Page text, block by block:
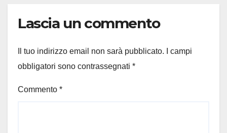
Lascia un commento
Il tuo indirizzo email non sarà pubblicato.
I campi
obbligatori sono contrassegnati *
Commento *